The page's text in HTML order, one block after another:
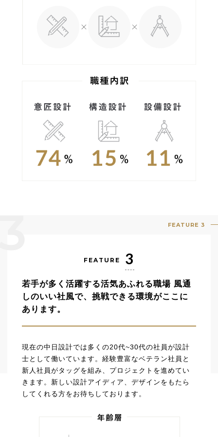
FEATURE 3
FEATURE 3
若手が多く活躍する活気あふれる職場 風通
しのいい社風で、挑戦できる環境がここに
あります。
現在の中日設計では多くの20代~30代の社員が設計
士として働いています。経験豊富なベテラン社員と
新人社員がタッグを組み、プロジェクトを進めてい
きます。新しい設計アイディア、デザインをもたら
してくれる方をお待ちしております。